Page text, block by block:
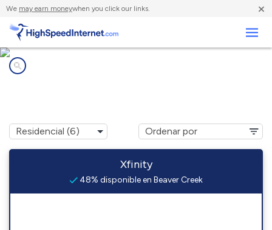
We may earn moneywhen you click our links. ×
Xfinity
48% disponible en Beaver Creek